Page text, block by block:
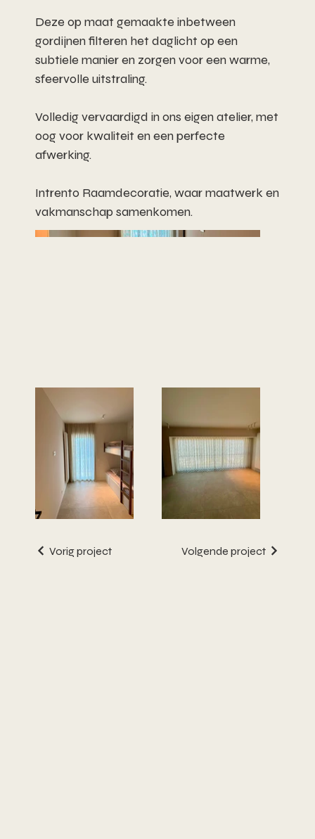
Deze op maat gemaakte inbetween
gordijnen filteren het daglicht op een
subtiele manier en zorgen voor een warme,
sfeervolle uitstraling.
Volledig vervaardigd in ons eigen atelier, met
oog voor kwaliteit en een perfecte
afwerking.
Intrento Raamdecoratie, waar maatwerk en
vakmanschap samenkomen.
Vorig project Volgende project